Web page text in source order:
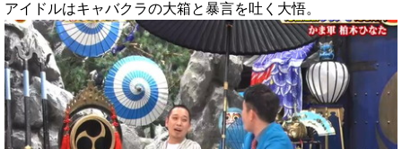
アイドルはキャバクラの大箱と暴言を吐く大悟。